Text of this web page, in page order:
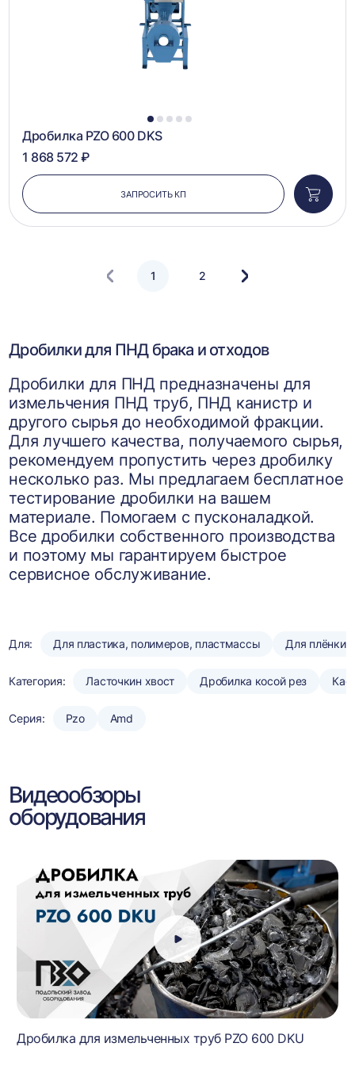
1 2 3 4 5
Дробилка PZO 600 DKS
1 868 572 ₽
ЗАПРОСИТЬ КП
в
1 2
Следующая
Дробилки для ПНД брака и отходов
Дробилки для ПНД предназначены для
измельчения ПНД труб, ПНД канистр и
другого сырья до необходимой фракции.
Для лучшего качества, получаемого сырья,
рекомендуем пропустить через дробилку
несколько раз. Мы предлагаем бесплатное
тестирование дробилки на вашем
материале. Помогаем с пусконаладкой.
Все дробилки собственного производства
и поэтому мы гарантируем быстрое
сервисное обслуживание.
Для: Для пластика, полимеров, пластмассы Для плёнки
Категория: Ласточкин хвост Дробилка косой рез
Серия: Pzo Amd
Видеообзоры
оборудования
Дробилка для измельченных труб PZO 600 DKU